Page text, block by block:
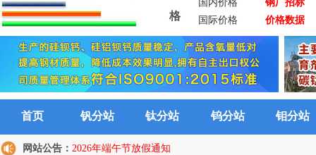
格
国内价格
钢厂招标
国际价格
价格数据
首页 钒分站 钛分站 钨分站 钼分站
网站公告： 2026年端午节放假通知